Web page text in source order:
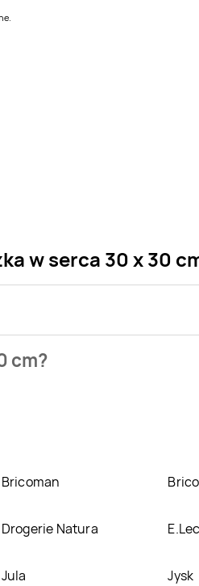
w serca 30 x 30
zł.Zobacz ofertę
cm?
Bricoman
Drogerie Natura
Jula Jysk